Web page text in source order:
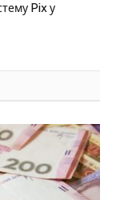
Pix у